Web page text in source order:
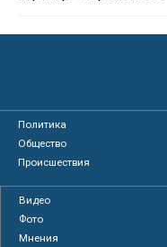
Политика
Общество
Происшествия
Видео
Фото
Мнения